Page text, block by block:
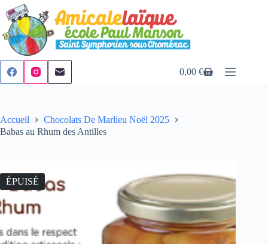
Passer
au
contenu
Panier
0,00€
Accueil
Chocolats De Marlieu Noël 2025
Babas au Rhum des Antilles
ÉPUISÉ